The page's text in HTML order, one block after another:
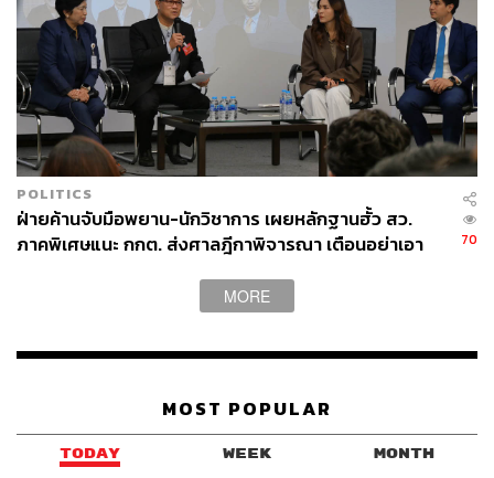
POLITICS
ฝ่ายค้านจับมือพยาน-นักวิชาการ เผยหลักฐานฮั้ว สว.
ภาคพิเศษแนะ กกต. ส่งศาลฎีกาพิจารณา เตือนอย่าเอา
70
MORE
MOST POPULAR
TODAY WEEK MONTH